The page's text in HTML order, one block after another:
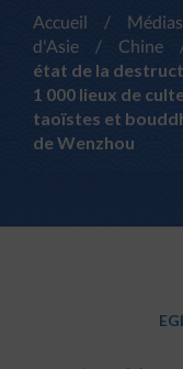
Accueil / Médias
d'Asie
/ Chine
état de la
1 000 lieux de
taoïstes et
de Wenzhou